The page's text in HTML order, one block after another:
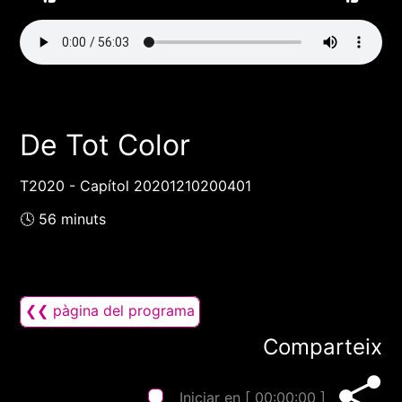
De Tot Color
T2020 - Capítol 20201210200401
🕓 56 minuts
❮❮ pàgina del programa
Comparteix
Iniciar en [ 00:00:00 ]